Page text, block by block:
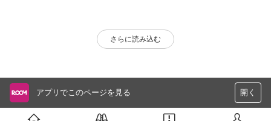
さらに読み込む
アプリでこのページを見る 開く